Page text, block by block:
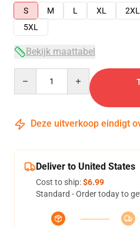
S
M L XL 2XL
5XL
Bekijk maattabel
Deze uitverkoop eindigt
Deliver to United States
Cost to ship:$6.99
Standard - Order today to